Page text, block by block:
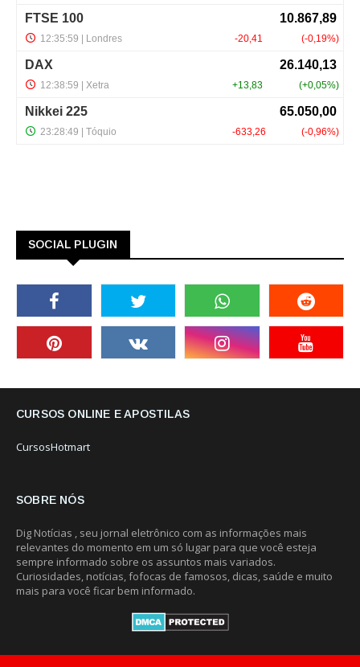
SOCIAL PLUGIN
CURSOS ONLINE E APOSTILAS
CursosHotmart
SOBRE NÓS
Dig Notícias , seu jornal eletrônico com as informações mais
relevantes do momento em um só lugar para que você esteja
sempre informado sobre os assuntos mais variados.
Curiosidades, notícias, fofocas de famosos, dicas, saúde e muito
mais para você ficar bem informado.